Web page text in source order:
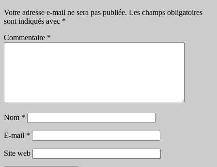
Votre adresse e-mail ne sera pas publiée. Les champs obligatoires
sont indiqués avec *
Commentaire *
Nom *
E-mail *
Site web